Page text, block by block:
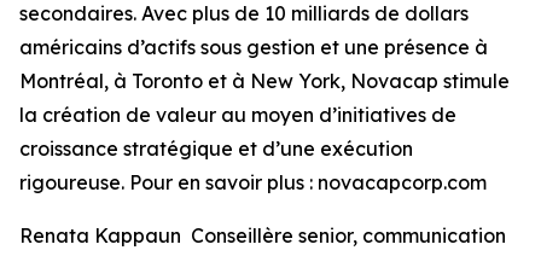
secondaires. Avec plus de 10 milliards de dollars
américains d’actifs sous gestion et une présence à
Montréal, à Toronto et à New York, Novacap stimule
la création de valeur au moyen d’initiatives de
croissance stratégique et d’une exécution
rigoureuse. Pour en savoir plus : novacapcorp.com
Renata Kappaun Conseillère senior, communication